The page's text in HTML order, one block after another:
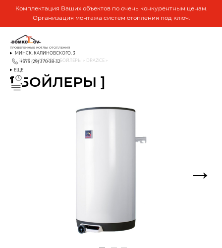
Комплектация Ваших объектов по очень конкурентным ценам.
Организация монтажа систем отопления под ключ.
ПРОВЕРЕННЫЕ КОТЛЫ ОТОПЛЕНИЯ
МИНСК, КАЛИНОВСКОГО, 3
+375 (29) 370-38-32
ЕЩЕ
ГЛАВНАЯ >КАТАЛОГ >БОЙЛЕРЫ > DRAZICE >
[ БОЙЛЕРЫ ]
→